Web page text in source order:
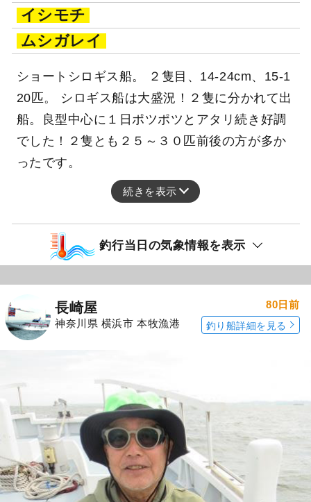
イシモチ
ムシガレイ
ショートシロギス船。 ２隻目、14-24cm、15-1
20匹。 シロギス船は大盛況！２隻に分かれて出
船。良型中心に１日ポツポツとアタリ続き好調
でした！２隻とも２５～３０匹前後の方が多か
ったです。
続きを表示
釣行当日の気象情報を表示
長崎屋
神奈川県 横浜市 本牧漁港
80日前
釣り船詳細を見る